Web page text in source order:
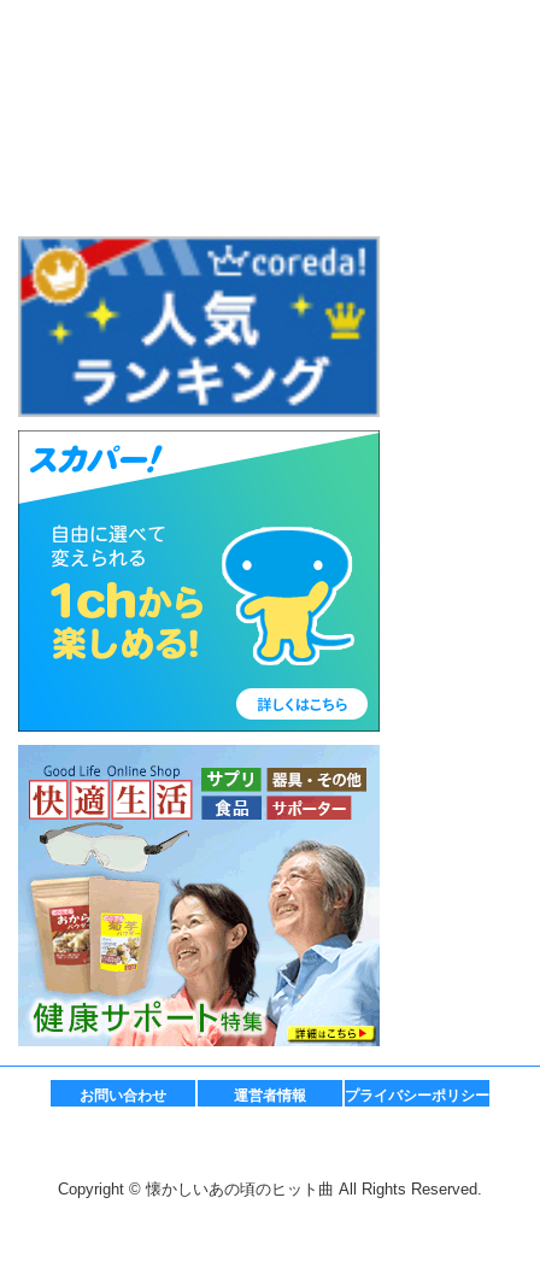
お問い合わせ 運営者情報 プライバシーポリシー
Copyright © 懐かしいあの頃のヒット曲 All Rights Reserved.